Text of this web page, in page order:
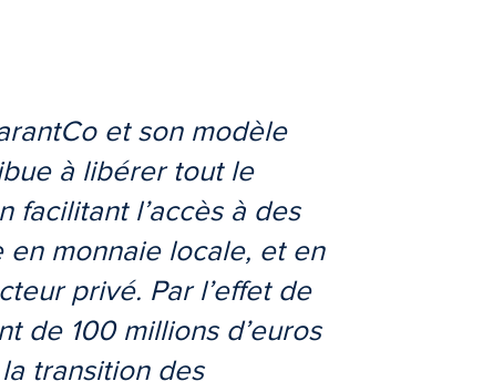
et son modèle
à libérer tout le
facilitant l’accès à des
monnaie locale, et en
privé. Par l’effet de
de 100 millions d’euros
transition des